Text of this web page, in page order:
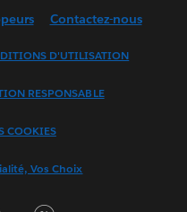
Contactez-nous
D'UTILISATION
RESPONSABLE
COOKIES
Vos Choix